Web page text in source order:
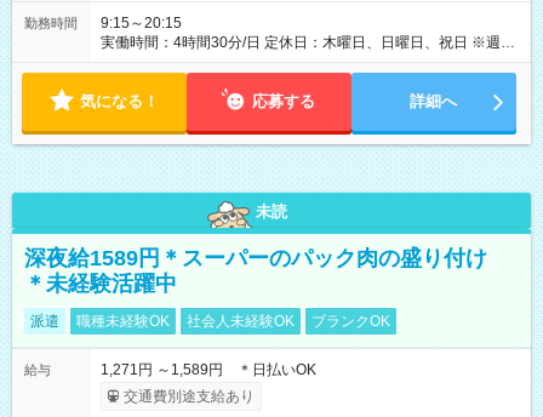
勤務時間
9:15～20:15
実働時間：4時間30分/日 定休日：木曜日、日曜日、祝日 ※週2
日以上ご勤務いただける方、大歓迎です ※勤務時間： 平日 午
時30分～13時45分／午後15時45分～19時30分
気になる！ 応募する 詳細へ
未読
深夜給1589円＊スーパーのパック肉の盛り付け
＊未経験活躍中
派遣 職種未経験OK 社会人未経験OK ブランクOK
給与
1,271円 ～1,589円 ＊日払いOK
交通費別途支給あり